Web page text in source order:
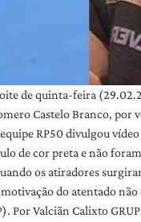
de quinta-feira
Castelo Branco,
RP50 divulgou
de cor preta e não
os atiradores
do atentado
Por Valciãn Calixto